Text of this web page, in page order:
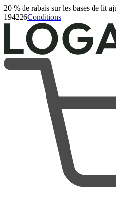
Ensemble de sommeil douillet
11 289 Avis
Simple XL
Ajouter Au Panier
Commentaires
20 % de rabais sur les bases de lit
194225Conditions